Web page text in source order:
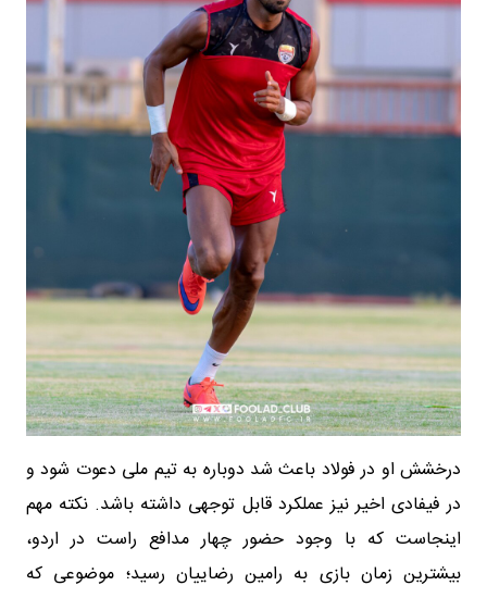
درخشش او در فولاد باعث شد دوباره به تیم ملی دعوت شود و
در فیفادی اخیر نیز عملکرد قابل توجهی داشته باشد. نکته مهم
اینجاست که با وجود حضور چهار مدافع راست در اردو،
بیشترین زمان بازی به رامین رضاییان رسید؛ موضوعی که